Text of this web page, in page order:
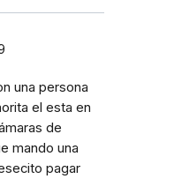
una persona
el esta en
de
mando una
pagar